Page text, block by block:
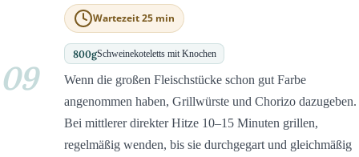
Wartezeit 25 min
800gSchweinekoteletts mit Knochen
09
Wenn die großen Fleischstücke schon gut Farbe
angenommen haben, Grillwürste und Chorizo dazugeben.
Bei mittlerer direkter Hitze 10–15 Minuten grillen,
regelmäßig wenden, bis sie durchgegart und gleichmäßig